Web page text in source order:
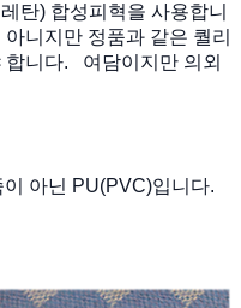
탄) 합성피혁을 사용합니
니지만 정품과 같은 퀄리
합니다. 여담이지만 의외
아닌 PU(PVC)입니다.